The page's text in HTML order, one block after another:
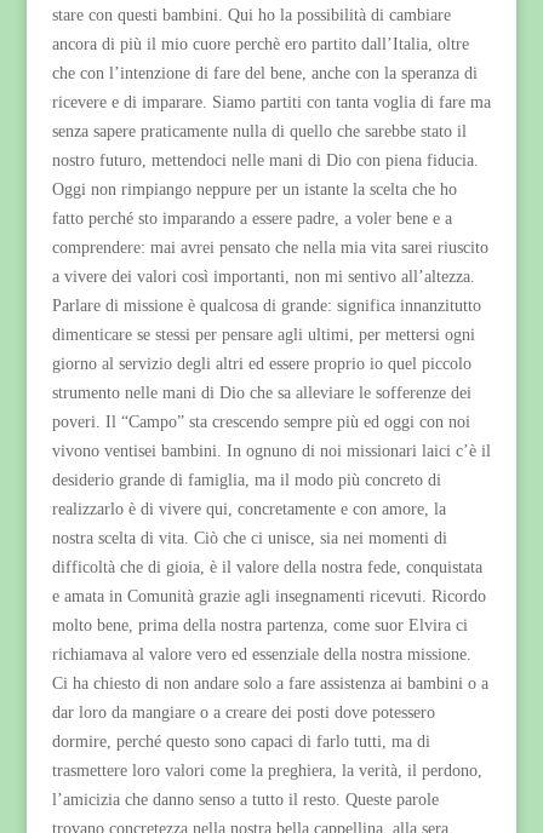
stare con questi bambini. Qui ho la possibilità di cambiare
ancora di più il mio cuore perchè ero partito dall’Italia, oltre
che con l’intenzione di fare del bene, anche con la speranza di
ricevere e di imparare. Siamo partiti con tanta voglia di fare ma
senza sapere praticamente nulla di quello che sarebbe stato il
nostro futuro, mettendoci nelle mani di Dio con piena fiducia.
Oggi non rimpiango neppure per un istante la scelta che ho
fatto perché sto imparando a essere padre, a voler bene e a
comprendere: mai avrei pensato che nella mia vita sarei riuscito
a vivere dei valori così importanti, non mi sentivo all’altezza.
Parlare di missione è qualcosa di grande: significa innanzitutto
dimenticare se stessi per pensare agli ultimi, per mettersi ogni
giorno al servizio degli altri ed essere proprio io quel piccolo
strumento nelle mani di Dio che sa alleviare le sofferenze dei
poveri. Il “Campo” sta crescendo sempre più ed oggi con noi
vivono ventisei bambini. In ognuno di noi missionari laici c’è il
desiderio grande di famiglia, ma il modo più concreto di
realizzarlo è di vivere qui, concretamente e con amore, la
nostra scelta di vita. Ciò che ci unisce, sia nei momenti di
difficoltà che di gioia, è il valore della nostra fede, conquistata
e amata in Comunità grazie agli insegnamenti ricevuti. Ricordo
molto bene, prima della nostra partenza, come suor Elvira ci
richiamava al valore vero ed essenziale della nostra missione.
Ci ha chiesto di non andare solo a fare assistenza ai bambini o a
dar loro da mangiare o a creare dei posti dove potessero
dormire, perché questo sono capaci di farlo tutti, ma di
trasmettere loro valori come la preghiera, la verità, il perdono,
l’amicizia che danno senso a tutto il resto. Queste parole
trovano concretezza nella nostra bella cappellina, alla sera,